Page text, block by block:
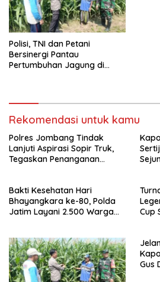
Polisi, TNI dan Petani
Bersinergi Pantau
Pertumbuhan Jagung di
Rekomendasi untuk kamu
Polres Jombang Tindak
Lanjuti Aspirasi Sopir Truk,
Tegaskan Penanganan
Bakti Kesehatan Hari
Bhayangkara ke-80, Polda
Jatim Layani 2.500 Warga
Cup
Gus